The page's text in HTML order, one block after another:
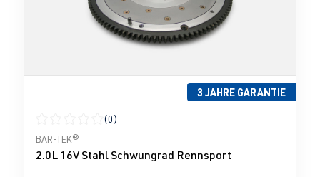
3 JAHRE GARANTIE
Durchschnittliche Bewertung von 0 von 5 Sternen
(0)
BAR-TEK®
2.0L 16V Stahl Schwungrad Rennsport